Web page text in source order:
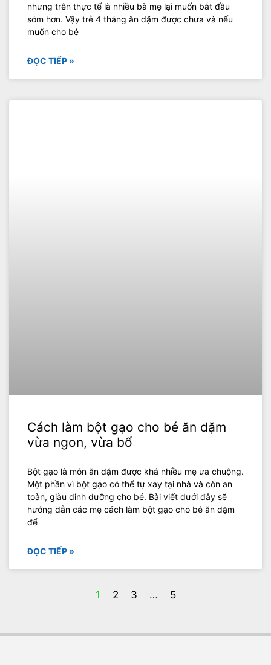
nhưng trên thực tế là nhiều bà mẹ lại muốn bắt đầu
sớm hơn. Vậy trẻ 4 tháng ăn dặm được chưa và nếu
muốn cho bé
ĐỌC TIẾP »
Cách làm bột gạo cho bé ăn dặm
vừa ngon, vừa bổ
Bột gạo là món ăn dặm được khá nhiều mẹ ưa chuộng.
Một phần vì bột gạo có thể tự xay tại nhà và còn an
toàn, giàu dinh dưỡng cho bé. Bài viết dưới đây sẽ
hướng dẫn các mẹ cách làm bột gạo cho bé ăn dặm
để
ĐỌC TIẾP »
1 2 3 … 5